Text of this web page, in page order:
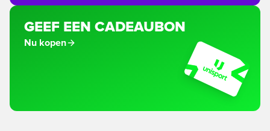
GEEF EEN CADEAUBON
Nu kopen